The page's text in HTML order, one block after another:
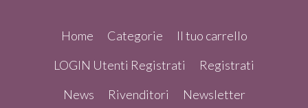
Home Categorie
Il tuo carrello
LOGIN Utenti Registrati
Registrati
News
Rivenditori
Newsletter